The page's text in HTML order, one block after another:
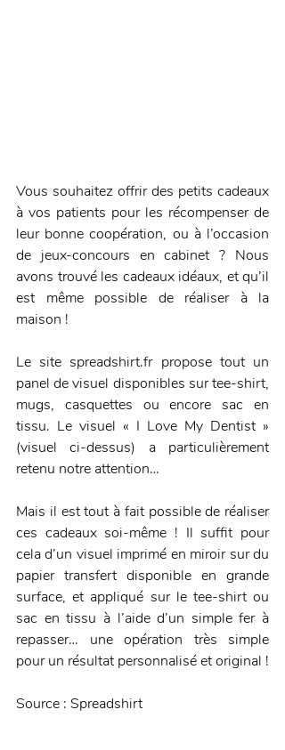
Vous souhaitez offrir des petits cadeaux
à vos patients pour les récompenser de
leur bonne coopération, ou à l’occasion
de jeux-concours en cabinet ? Nous
avons trouvé les cadeaux idéaux, et qu’il
est même possible de réaliser à la
maison !
Le site spreadshirt.fr propose tout un
panel de visuel disponibles sur tee-shirt,
mugs, casquettes ou encore sac en
tissu. Le visuel « I Love My Dentist »
(visuel ci-dessus) a particulièrement
retenu notre attention…
Mais il est tout à fait possible de réaliser
ces cadeaux soi-même ! Il suffit pour
cela d’un visuel imprimé en miroir sur du
papier transfert disponible en grande
surface, et appliqué sur le tee-shirt ou
sac en tissu à l’aide d’un simple fer à
repasser… une opération très simple
pour un résultat personnalisé et original !
Source : Spreadshirt